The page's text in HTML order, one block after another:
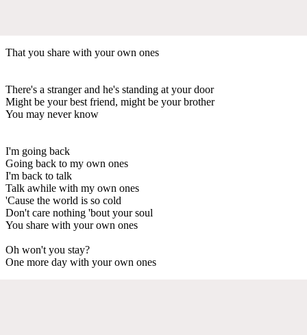
That you share with your own ones
There's a stranger and he's standing at your door
Might be your best friend, might be your brother
You may never know
I'm going back
Going back to my own ones
I'm back to talk
Talk awhile with my own ones
'Cause the world is so cold
Don't care nothing 'bout your soul
You share with your own ones
Oh won't you stay?
One more day with your own ones